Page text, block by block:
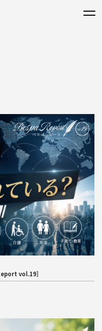
メ
vol.19］